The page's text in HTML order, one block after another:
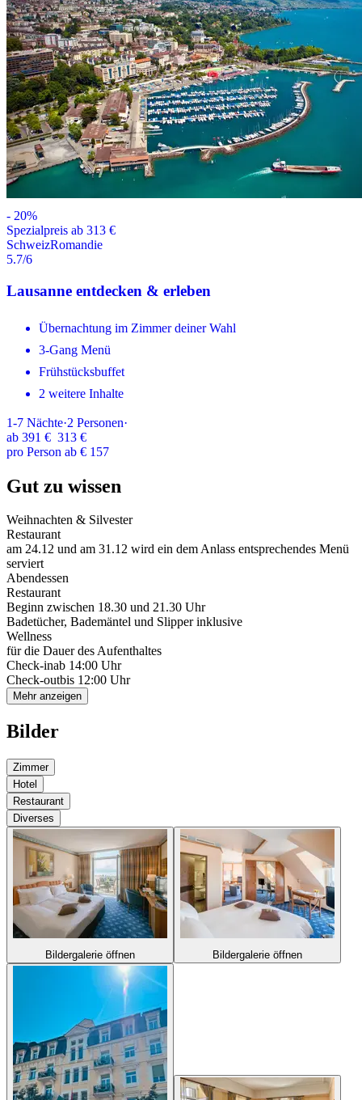
- 20%
Spezialpreis ab 313 €
SchweizRomandie
5.7/6
Lausanne entdecken & erleben
Übernachtung im Zimmer deiner Wahl
3-Gang Menü
Frühstücksbuffet
2 weitere Inhalte
1-7 Nächte·2 Personen·
ab 391 € 313 €
pro Person ab € 157
Gut zu wissen
Weihnachten & Silvester
Restaurant
am 24.12 und am 31.12 wird ein dem Anlass entsprechendes Menü
serviert
Abendessen
Restaurant
Beginn zwischen 18.30 und 21.30 Uhr
Badetücher, Bademäntel und Slipper inklusive
Wellness
für die Dauer des Aufenthaltes
Check-inab 14:00 Uhr
Check-outbis 12:00 Uhr
Mehr anzeigen
Bilder
Zimmer
Hotel
Restaurant
Diverses
Bildergalerie öffnen Bildergalerie öffnen